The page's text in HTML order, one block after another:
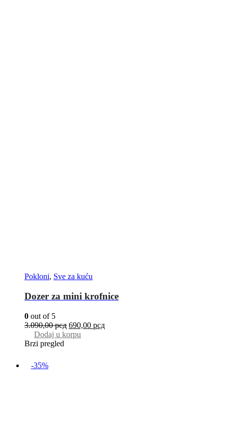
Pokloni, Sve za kuću
Dozer za mini krofnice
0 out of 5
3.090,00рсд 690,00 рсд
Dodaj u korpu
Brzi pregled
-35%